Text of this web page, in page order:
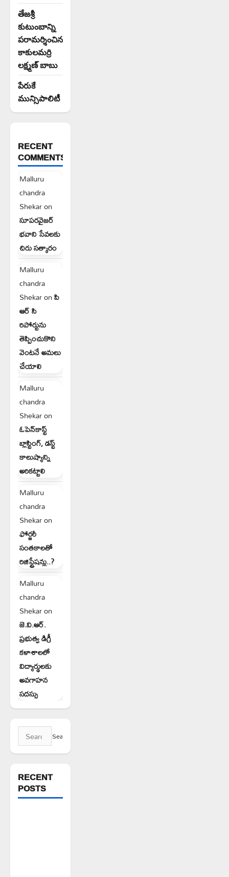
తేజశ్రీ
కుటుంబాన్ని
పరామర్శించిన
కాకులమర్రి
లక్ష్మణ్ బాబు
పేరుకే
మున్సిపాలిటీ
RECENT
COMMENTS
Malluru
chandra
Shekaron
సూపరవైజర్
భవాని సేవలకు
చిరు సత్కారం
Malluru
chandra
Shekaronపి
ఆర్ సి
రిపోర్టును
తెప్పించుకొని
వెంటనే అమలు
చేయాలి
Malluru
chandra
Shekaron
ఓపెన్‌కాస్ట్
బ్లాస్టింగ్, డస్ట్
కాలుష్యాన్ని
అరికట్టాలి
Malluru
chandra
Shekaron
ఫోర్జరీ
సంతకాలతో
రిజిస్ట్రేషన్లు..?
Malluru
chandra
Shekaron
జె.వి.ఆర్.
ప్రభుత్వ డిగ్రీ
కళాశాలలో
విద్యార్థులకు
అవగాహన
సదస్సు
Search
for:
RECENT
POSTS